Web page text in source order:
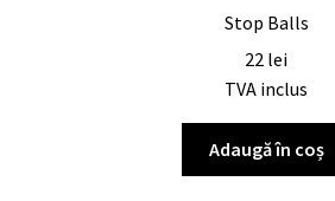
Stop Balls
22 lei
TVA inclus
Adaugă în coș